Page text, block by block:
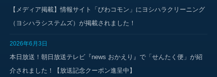
【メディア掲載】情報サイト「びわコモン」にヨシハラクリーニング
（ヨシハラシステムズ）が掲載されました！
2026年6月3日
本日放送！朝日放送テレビ『news おかえり』で「せんたく便」が紹
介されました！【放送記念クーポン進呈中】